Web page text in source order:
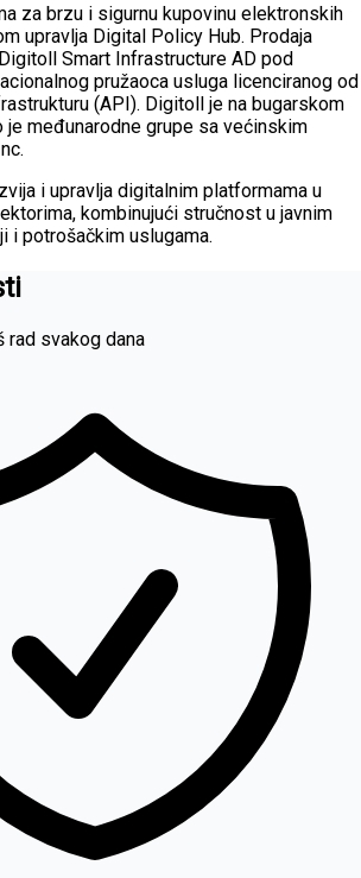
za brzu i sigurnu kupovinu elektronskih
upravlja Digital Policy Hub. Prodaja
Smart Infrastructure AD pod
pružaoca usluga licenciranog od
(API). Digitoll je na bugarskom
međunarodne grupe sa većinskim
i upravlja digitalnim platformama u
kombinujući stručnost u javnim
i potrošačkim uslugama.
rad svakog dana